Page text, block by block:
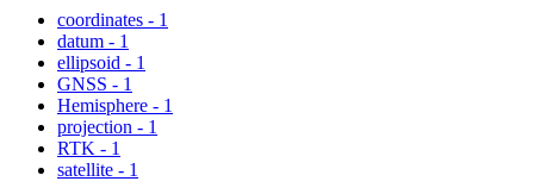
coordinates - 1
datum - 1
ellipsoid - 1
GNSS - 1
Hemisphere - 1
projection - 1
RTK - 1
satellite - 1